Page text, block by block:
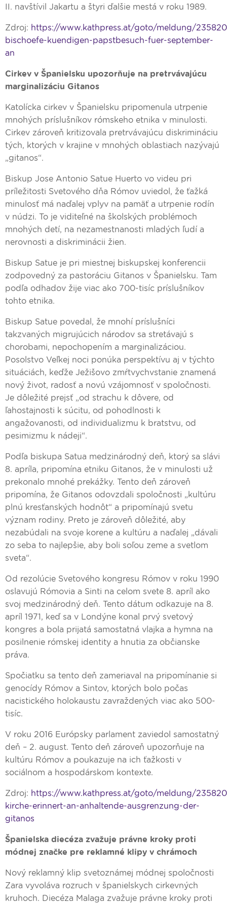
II. navštívil Jakartu a štyri ďalšie mestá v roku 1989.
Zdroj: https://www.kathpress.at/goto/meldung/
bischoefe-kuendigen-papstbesuch-fuer-september-
an
Cirkev v Španielsku upozorňuje na pretrvávajúcu
marginalizáciu Gitanos
Katolícka cirkev v Španielsku pripomenula utrpenie
mnohých príslušníkov rómskeho etnika v minulosti.
Cirkev zároveň kritizovala pretrvávajúcu diskrimináciu
tých, ktorých v krajine v mnohých oblastiach nazývajú
„gitanos“.
Biskup Jose Antonio Satue Huerto vo videu pri
príležitosti Svetového dňa Rómov uviedol, že ťažká
minulosť má naďalej vplyv na pamäť a utrpenie rodín
v núdzi. To je viditeľné na školských problémoch
mnohých detí, na nezamestnanosti mladých ľudí a
nerovnosti a diskriminácii žien.
Biskup Satue je pri miestnej biskupskej konferencii
zodpovedný za pastoráciu Gitanos v Španielsku. Tam
podľa odhadov žije viac ako 700-tisíc príslušníkov
tohto etnika.
Biskup Satue povedal, že mnohí príslušníci
takzvaných migrujúcich národov sa stretávajú s
chorobami, nepochopením a marginalizáciou.
Posolstvo Veľkej noci ponúka perspektívu aj v týchto
situáciách, keďže Ježišovo zmŕtvychvstanie znamená
nový život, radosť a novú vzájomnosť v spoločnosti.
Je dôležité prejsť „od strachu k dôvere, od
ľahostajnosti k súcitu, od pohodlnosti k
angažovanosti, od individualizmu k bratstvu, od
pesimizmu k nádeji“.
Podľa biskupa Satua medzinárodný deň, ktorý sa slávi
8. apríla, pripomína etniku Gitanos, že v minulosti už
prekonalo mnohé prekážky. Tento deň zároveň
pripomína, že Gitanos odovzdali spoločnosti „kultúru
plnú kresťanských hodnôt“ a pripomínajú svetu
význam rodiny. Preto je zároveň dôležité, aby
nezabúdali na svoje korene a kultúru a naďalej „dávali
zo seba to najlepšie, aby boli soľou zeme a svetlom
sveta“.
Od rezolúcie Svetového kongresu Rómov v roku 1990
oslavujú Rómovia a Sinti na celom svete 8. apríl ako
svoj medzinárodný deň. Tento dátum odkazuje na 8.
apríl 1971, keď sa v Londýne konal prvý svetový
kongres a bola prijatá samostatná vlajka a hymna na
posilnenie rómskej identity a hnutia za občianske
práva.
Spočiatku sa tento deň zameriaval na pripomínanie si
genocídy Rómov a Sintov, ktorých bolo počas
nacistického holokaustu zavraždených viac ako 500-
tisíc.
V roku 2016 Európsky parlament zaviedol samostatný
deň – 2. august. Tento deň zároveň upozorňuje na
kultúru Rómov a poukazuje na ich ťažkosti v
sociálnom a hospodárskom kontexte.
Zdroj: https://www.kathpress.at/goto/meldung/
kirche-erinnert-an-anhaltende-ausgrenzung-der-
gitanos
Španielska diecéza zvažuje právne kroky proti
módnej značke pre reklamné klipy v chrámoch
Nový reklamný klip svetoznámej módnej spoločnosti
Zara vyvoláva rozruch v španielskych cirkevných
kruhoch. Diecéza Malaga zvažuje právne kroky proti